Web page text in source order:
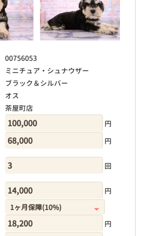
00756053
ミニチュア・シュナウザー
ブラック＆シルバー
オス
茶屋町店
円
円
回
円
円